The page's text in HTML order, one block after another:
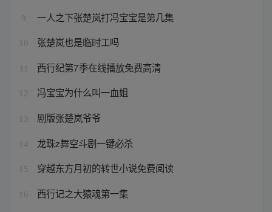
9 一人之下张楚岚打冯宝宝是第几集
10 张楚岚也是临时工吗
西行纪第7季在线播放免费高清
12 冯宝宝为什么叫一血姐
13 剧版张楚岚爷爷
14 龙珠z舞空斗剧一键必杀
15 穿越东方月初的转世小说免费阅读
16 西行记之大猿魂第一集